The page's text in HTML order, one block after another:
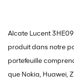
Alcate Lucent
produit dans notre
portefeuille
que Nokia, Huawei,